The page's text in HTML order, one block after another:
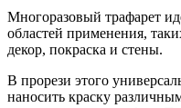
Многоразовый трафарет
областей применения,
декор, покраска и стены.
В прорези этого
наносить краску